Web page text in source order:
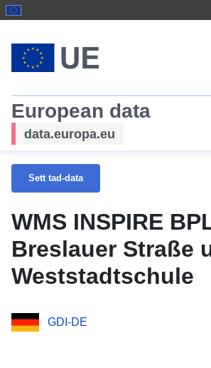
European data
data.europa.eu
Sett tad-data
WMS INSPIRE
Breslauer Straße
Weststadtschule
GDI-DE